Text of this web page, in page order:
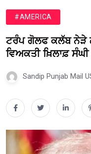
#AMERICA
ਟਰੰਪ ਗੋਲਫ ਕਲੱਬ ਨੇੜੇ
ਵਿਅਕਤੀ ਖ਼ਿਲਾਫ਼
Sandip Punjab Mail